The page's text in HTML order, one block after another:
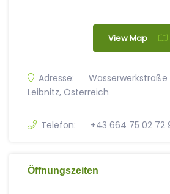
View Map
Adresse:
Leibnitz, Österreich
Telefon: +43 664 75 02 72
Öffnungszeiten